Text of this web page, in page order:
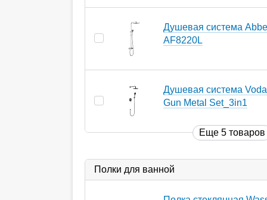
Душевая система
AF8220L
Душевая система
Gun Metal Set_3in1
Еще 5 товаров
Полки для ванной